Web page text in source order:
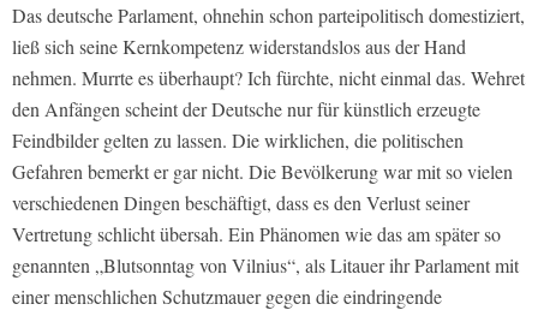
Das deutsche Parlament, ohnehin schon parteipolitisch domestiziert,
ließ sich seine Kernkompetenz widerstandslos aus der Hand
nehmen. Murrte es überhaupt? Ich fürchte, nicht einmal das. Wehret
den Anfängen scheint der Deutsche nur für künstlich erzeugte
Feindbilder gelten zu lassen. Die wirklichen, die politischen
Gefahren bemerkt er gar nicht. Die Bevölkerung war mit so vielen
verschiedenen Dingen beschäftigt, dass es den Verlust seiner
Vertretung schlicht übersah. Ein Phänomen wie das am später so
genannten „Blutsonntag von Vilnius“, als Litauer ihr Parlament mit
einer menschlichen Schutzmauer gegen die eindringende